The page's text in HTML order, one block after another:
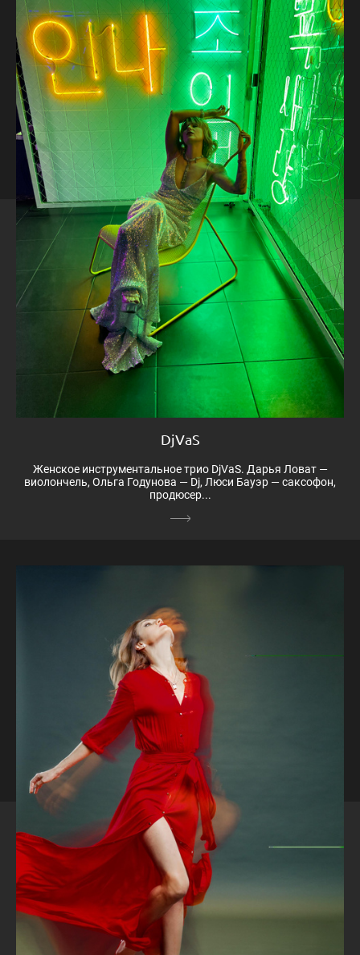
DjVaS
Женское инструментальное трио DjVaS. Дарья Ловат —
виолончель, Ольга Годунова — Dj, Люси Бауэр — саксофон,
продюсер...